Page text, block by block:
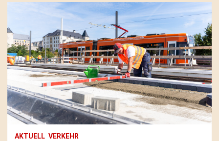
AKTUELL VERKEHR